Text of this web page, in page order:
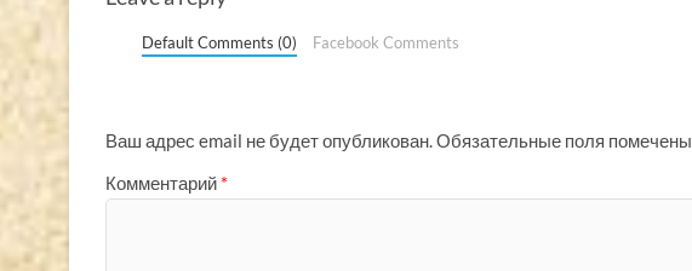
Default Comments (0) Facebook Comments
Ваш адрес email не будет опубликован.Обязательные поля помечены
Комментарий *